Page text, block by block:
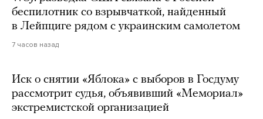
беспилотник со взрывчаткой, найденный
в Лейпциге рядом с украинским самолетом
7 часов назад
Иск о снятии «Яблока» с выборов в Госдуму
рассмотрит судья, объявивший «Мемориал»
экстремистской организацией